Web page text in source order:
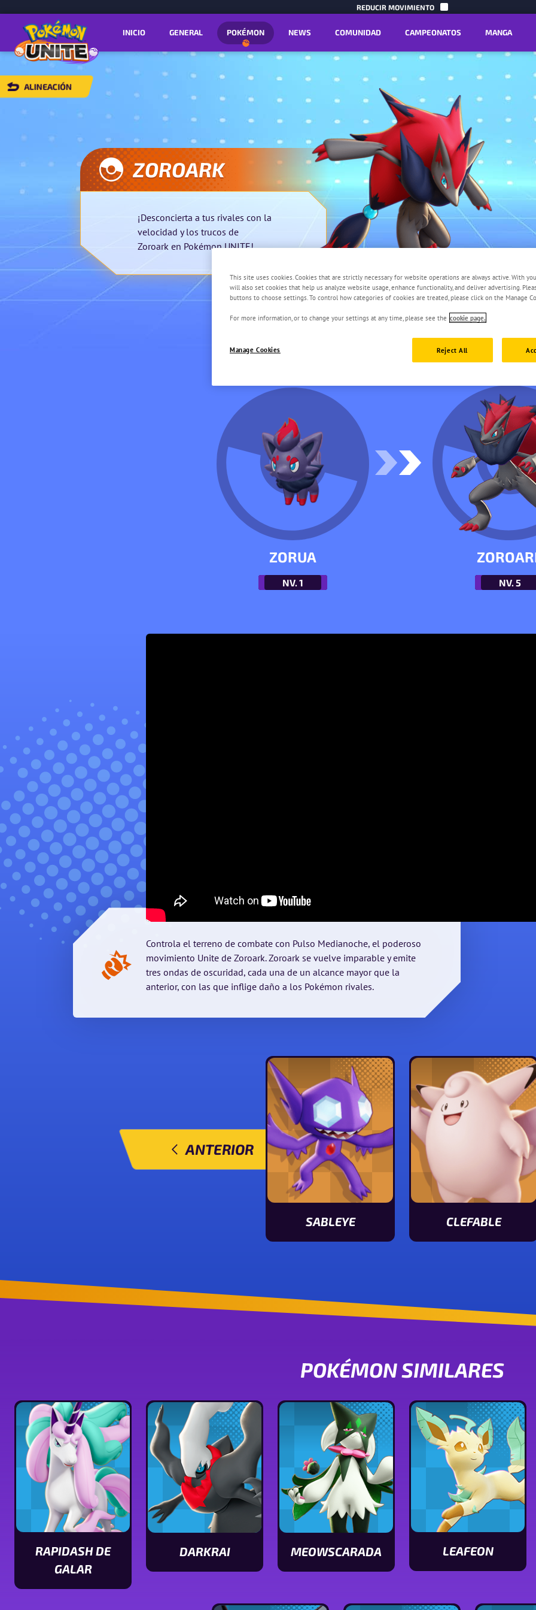
REDUCIR MOVIMIENTO
INICIO GENERAL POKÉMON NEWS COMUNIDAD CAMPEONATOS MANGA
VOLVER
ALINEACIÓN
ZOROARK
¡Desconcierta a tus rivales con la
velocidad y los trucos de
Zoroark en Pokémon UNITE!
ZORUA
NV. 1 NV. 5
Controla el terreno de combate con Pulso Medianoche, el poderoso
movimiento Unite de Zoroark. Zoroark se vuelve imparable y emite
tres ondas de oscuridad, cada una de un alcance mayor que la
anterior, con las que inflige daño a los Pokémon rivales.
ANTERIOR
SABLEYE
Ver características de Sableye
CLEFABLE
Ver características de
POKÉMON SIMILARES
RAPIDASH DE
GALAR
Ver
DARKRAI
Ver
MEOWSCARADA
Ver
de
LEAFEON
Ver
de
This site uses cookies. Cookies that are strictly necessary for website operations are always active. With
will also set cookies that help us analyze website usage, enhance functionality, and deliver advertising.
buttons to choose settings. To control how categories of cookies are treated, please click on the Manage
For more information, or to change your settings at any time, please see the cookie page.
Manage Cookies Reject All